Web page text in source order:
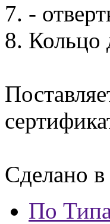
7. -
8. Кольцо
Сделано
По